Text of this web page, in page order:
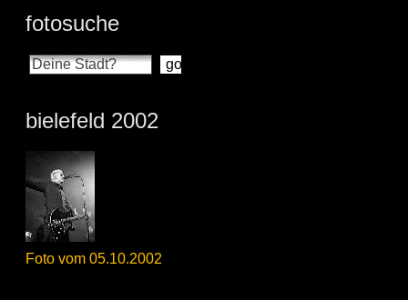
fotosuche
bielefeld 2002
Foto vom 05.10.2002